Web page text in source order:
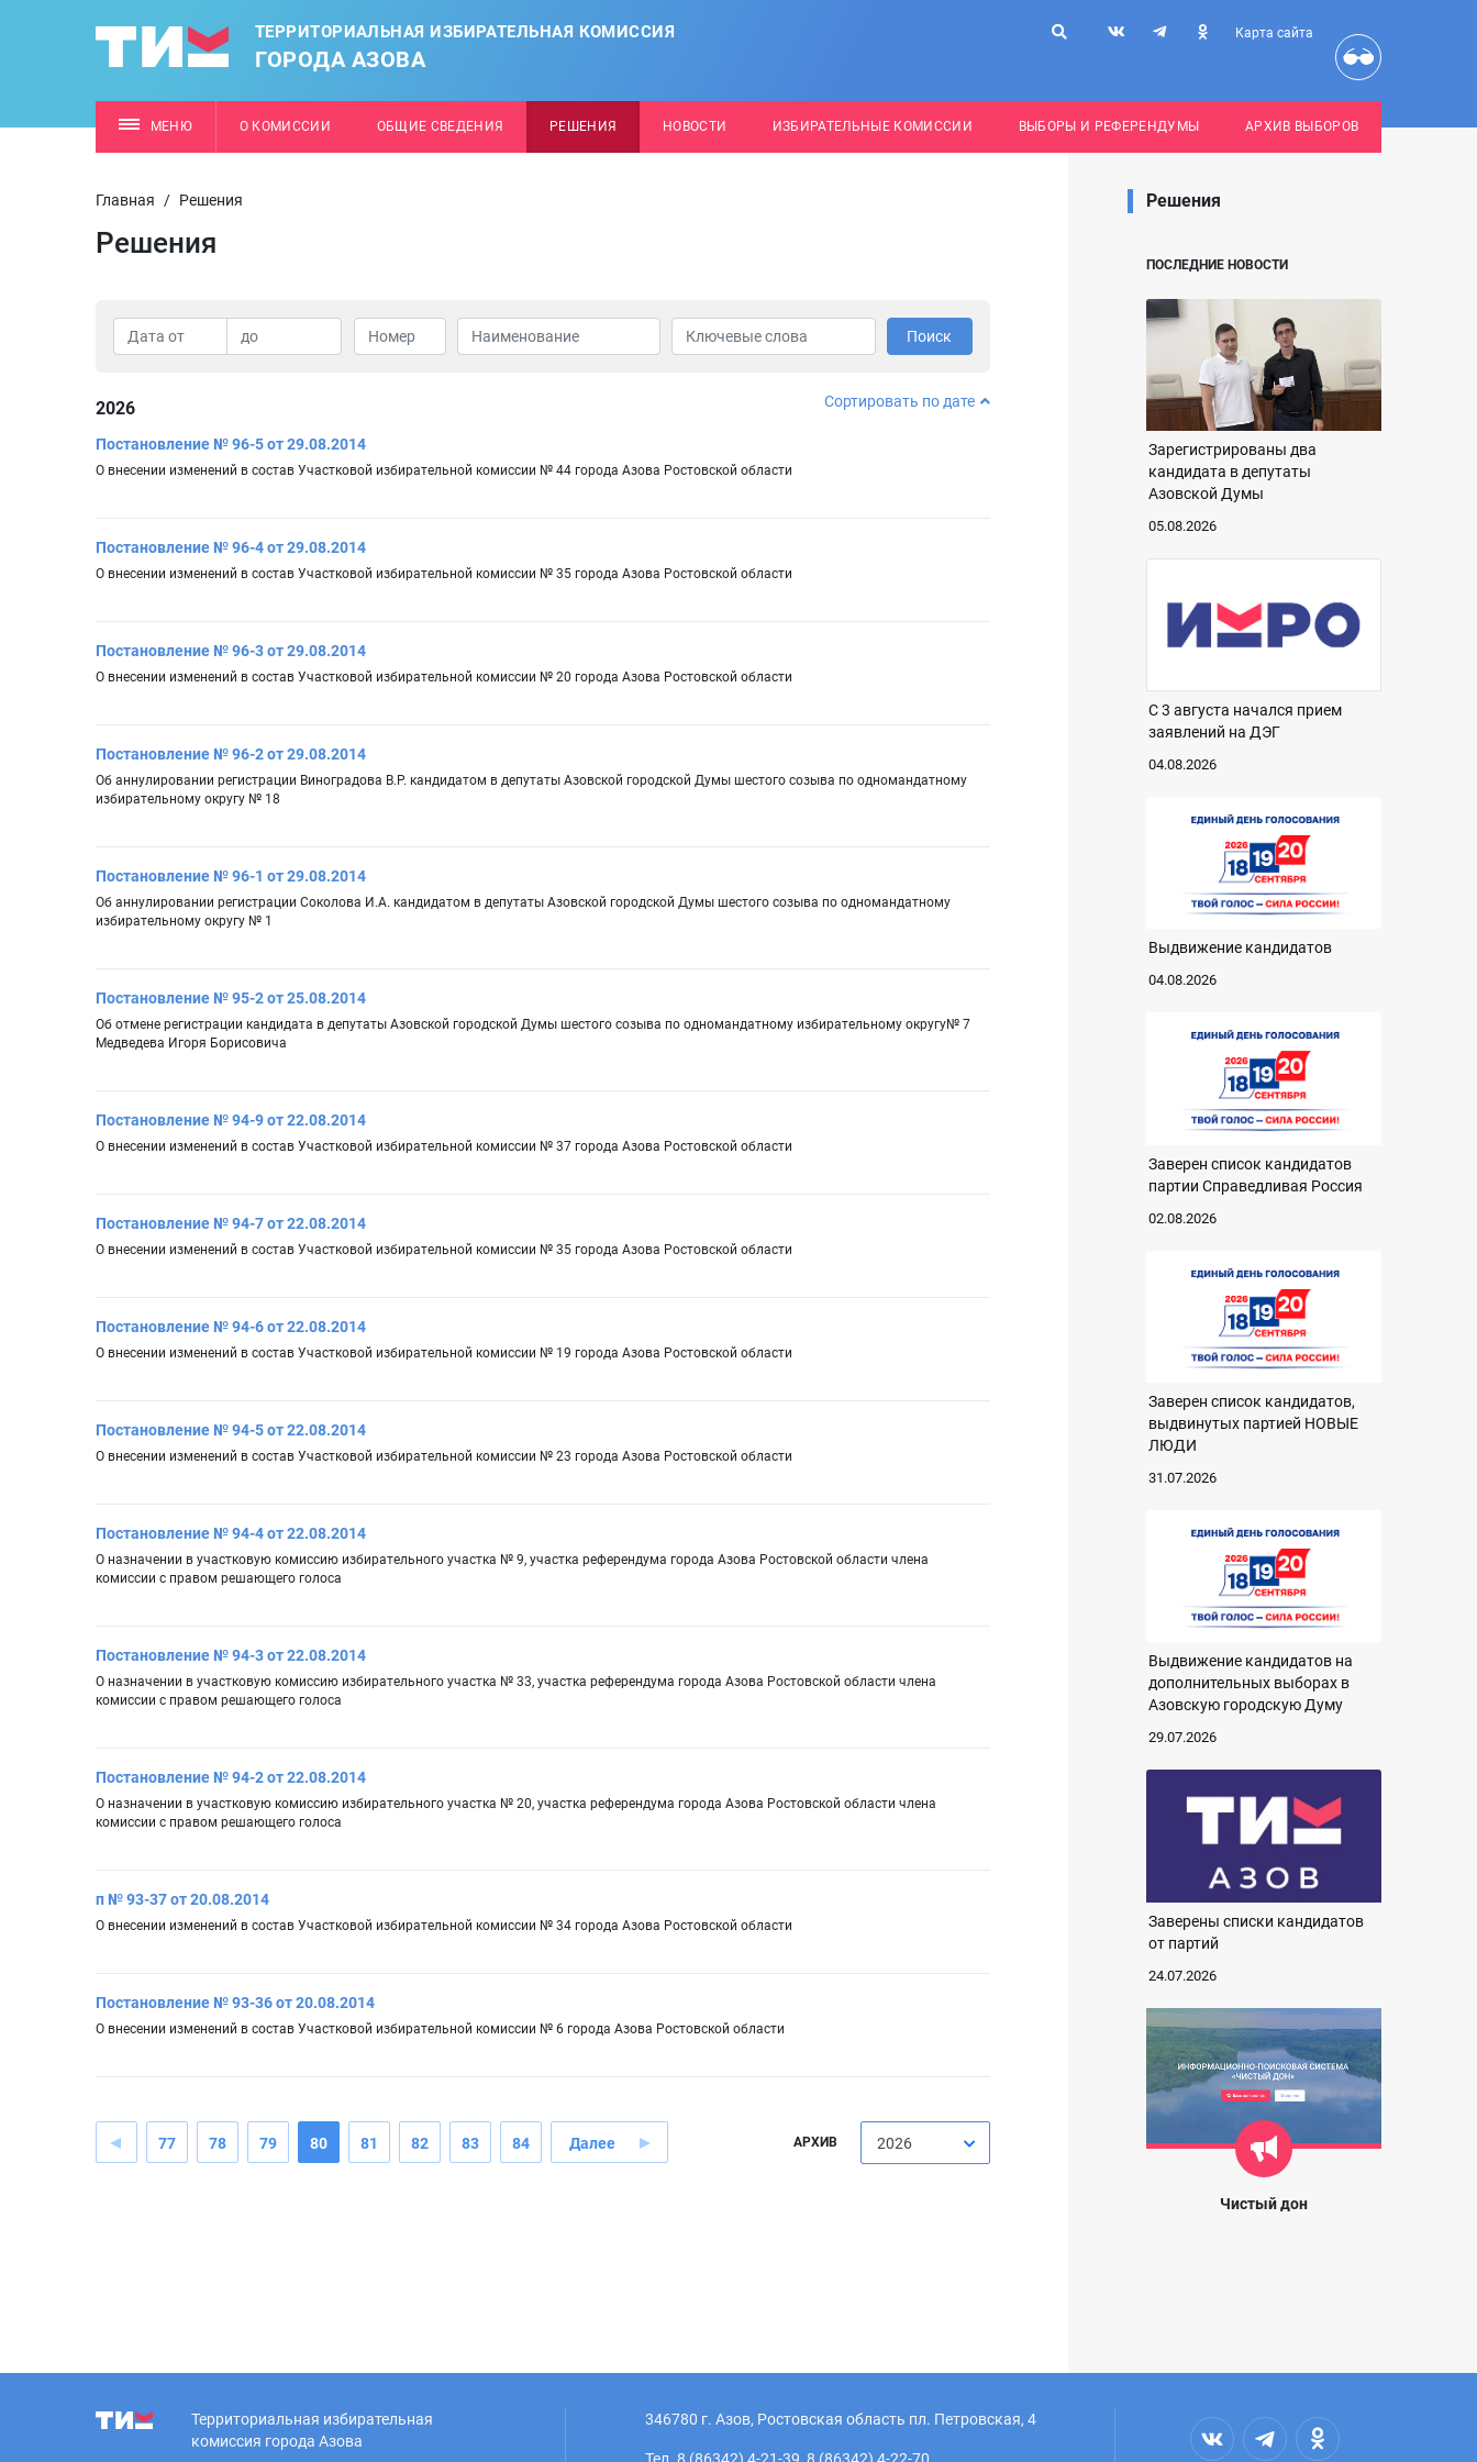
ТЕРРИТОРИАЛЬНАЯ ИЗБИРАТЕЛЬНАЯ КОМИССИЯ
ГОРОДА АЗОВА
Карта сайта
МЕНЮ О КОМИССИИ ОБЩИЕ СВЕДЕНИЯ РЕШЕНИЯ НОВОСТИ ИЗБИРАТЕЛЬНЫЕ КОМИССИИ ВЫБОРЫ И РЕФЕРЕНДУМЫ АРХИВ ВЫБОРОВ
Главная / Решения
Решения
Поиск
2026 Сортировать по дате
Постановление № 96-5 от 29.08.2014
О внесении изменений в состав Участковой избирательной комиссии № 44 города Азова Ростовской области
Постановление № 96-4 от 29.08.2014
О внесении изменений в состав Участковой избирательной комиссии № 35 города Азова Ростовской области
Постановление № 96-3 от 29.08.2014
О внесении изменений в состав Участковой избирательной комиссии № 20 города Азова Ростовской области
Постановление № 96-2 от 29.08.2014
Об аннулировании регистрации Виноградова В.Р. кандидатом в депутаты Азовской городской Думы шестого созыва по одномандатному
избирательному округу № 18
Постановление № 96-1 от 29.08.2014
Об аннулировании регистрации Соколова И.А. кандидатом в депутаты Азовской городской Думы шестого созыва по одномандатному
избирательному округу № 1
Постановление № 95-2 от 25.08.2014
Об отмене регистрации кандидата в депутаты Азовской городской Думы шестого созыва по одномандатному избирательному округу№ 7
Медведева Игоря Борисовича
Постановление № 94-9 от 22.08.2014
О внесении изменений в состав Участковой избирательной комиссии № 37 города Азова Ростовской области
Постановление № 94-7 от 22.08.2014
О внесении изменений в состав Участковой избирательной комиссии № 35 города Азова Ростовской области
Постановление № 94-6 от 22.08.2014
О внесении изменений в состав Участковой избирательной комиссии № 19 города Азова Ростовской области
Постановление № 94-5 от 22.08.2014
О внесении изменений в состав Участковой избирательной комиссии № 23 города Азова Ростовской области
Постановление № 94-4 от 22.08.2014
О назначении в участковую комиссию избирательного участка № 9, участка референдума города Азова Ростовской области члена
комиссии с правом решающего голоса
Постановление № 94-3 от 22.08.2014
О назначении в участковую комиссию избирательного участка № 33, участка референдума города Азова Ростовской области члена
комиссии с правом решающего голоса
Постановление № 94-2 от 22.08.2014
О назначении в участковую комиссию избирательного участка № 20, участка референдума города Азова Ростовской области члена
комиссии с правом решающего голоса
п № 93-37 от 20.08.2014
О внесении изменений в состав Участковой избирательной комиссии № 34 города Азова Ростовской области
Постановление № 93-36 от 20.08.2014
О внесении изменений в состав Участковой избирательной комиссии № 6 города Азова Ростовской области
77 78 79 80 81 82 83 84 Далее АРХИВ 2026
Решения
ПОСЛЕДНИЕ НОВОСТИ
Зарегистрированы два
кандидата в депутаты
Азовской Думы
05.08.2026
С 3 августа начался прием
заявлений на ДЭГ
04.08.2026
Выдвижение кандидатов
04.08.2026
Заверен список кандидатов
партии Справедливая Россия
02.08.2026
Заверен список кандидатов,
выдвинутых партией НОВЫЕ
ЛЮДИ
31.07.2026
Выдвижение кандидатов на
дополнительных выборах в
Азовскую городскую Думу
29.07.2026
Заверены списки кандидатов
от партий
24.07.2026
Чистый дон
Территориальная избирательная
комиссия города Азова
346780 г. Азов, Ростовская область пл. Петровская, 4
Тел. 8 (86342) 4-21-39, 8 (86342) 4-22-70